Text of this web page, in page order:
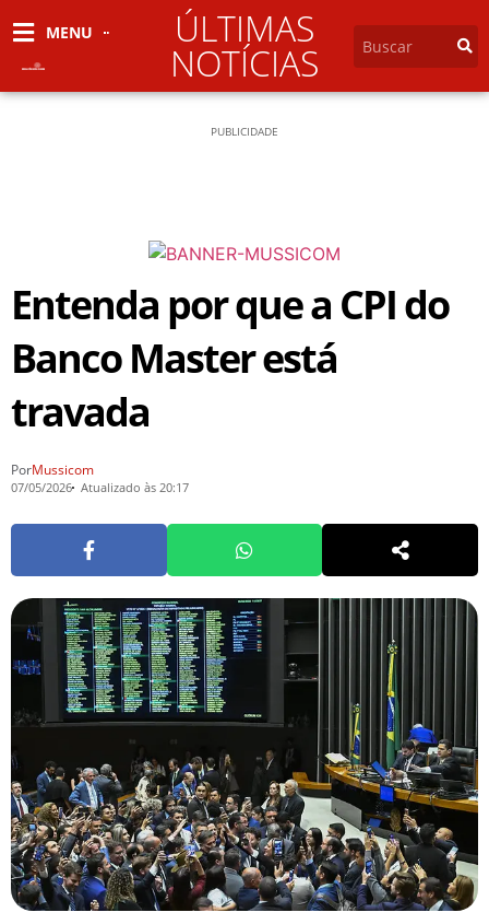
MENU ÚLTIMAS
NOTÍCIAS
PUBLICIDADE
Entenda por que a CPI do
Banco Master está
travada
PorMussicom
07/05/2026 Atualizado às 20:17